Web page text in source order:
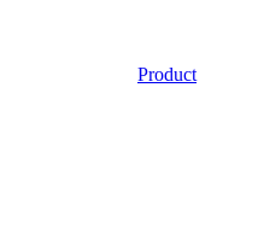
Product